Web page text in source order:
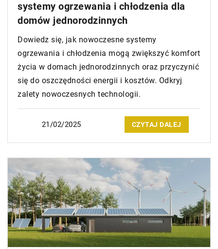
systemy ogrzewania i chłodzenia dla
domów jednorodzinnych
Dowiedz się, jak nowoczesne systemy
ogrzewania i chłodzenia mogą zwiększyć komfort
życia w domach jednorodzinnych oraz przyczynić
się do oszczędności energii i kosztów. Odkryj
zalety nowoczesnych technologii.
21/02/2025 CZYTAJ DALEJ